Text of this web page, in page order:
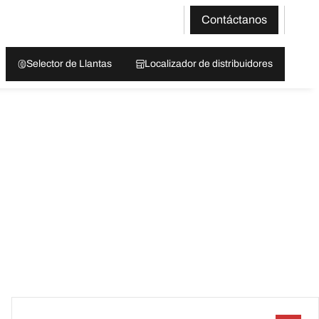
Contáctanos
Selector de Llantas Localizador de distribuidores